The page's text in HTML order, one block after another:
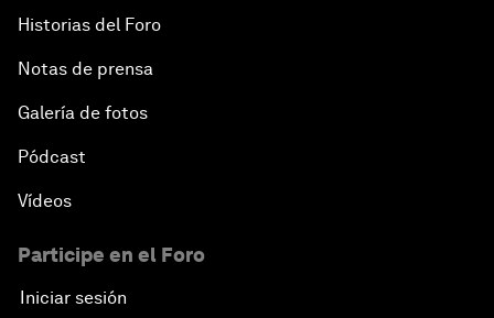
Historias del Foro
Notas de prensa
Galería de fotos
Pódcast
Vídeos
Participe en el Foro
Iniciar sesión